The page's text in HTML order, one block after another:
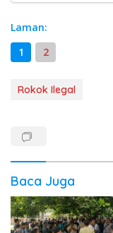
Laman:
1
2
Rokok Ilegal
Baca Juga